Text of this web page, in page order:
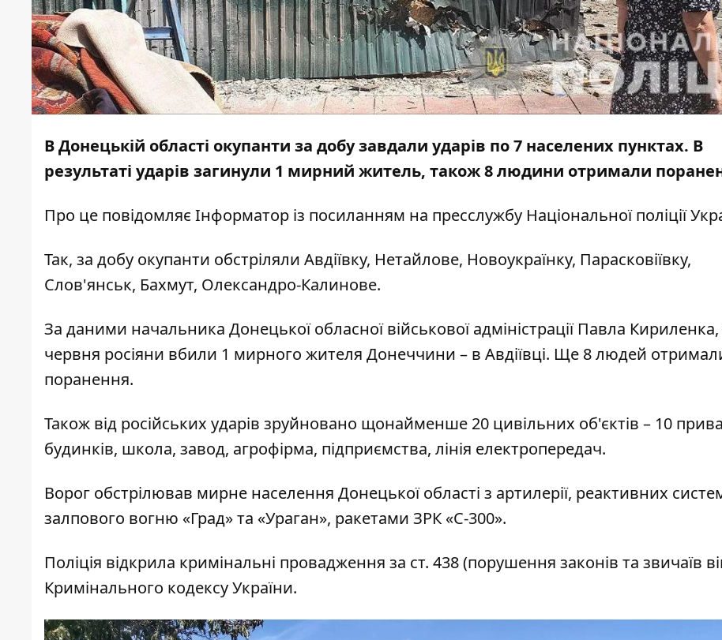
В Донецькій області окупанти за добу завдали ударів по 7 населених пунктах. В
результаті ударів загинули 1 мирний житель, також 8 людини отримали
Про це повідомляє Інформатор із посиланням на пресслужбу Національної поліції
Так, за добу окупанти обстріляли Авдіївку, Нетайлове, Новоукраїнку, Парасковіївку,
Слов'янськ, Бахмут, Олександро-Калинове.
За даними начальника Донецької обласної військової адміністрації Павла
червня росіяни вбили 1 мирного жителя Донеччини – в Авдіївці. Ще 8 людей
поранення.
Також від російських ударів зруйновано щонайменше 20 цивільних об'єктів – 10
будинків, школа, завод, агрофірма, підприємства, лінія електропередач.
Ворог обстрілював мирне населення Донецької області з артилерії, реактивних
залпового вогню «Град» та «Ураган», ракетами ЗРК «С-300».
Поліція відкрила кримінальні провадження за ст. 438 (порушення законів та звичаїв
Кримінального кодексу України.